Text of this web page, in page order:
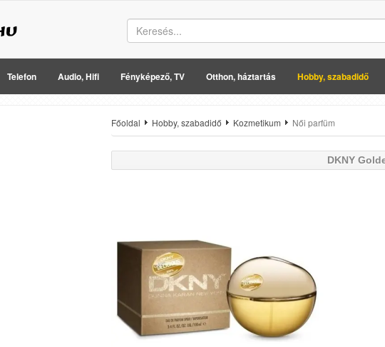
Telefon Audio, Hifi Fényképező, TV Otthon, háztartás Hobby, szabadidő
Főoldal Hobby, szabadidő Kozmetikum Női parfüm
DKNY